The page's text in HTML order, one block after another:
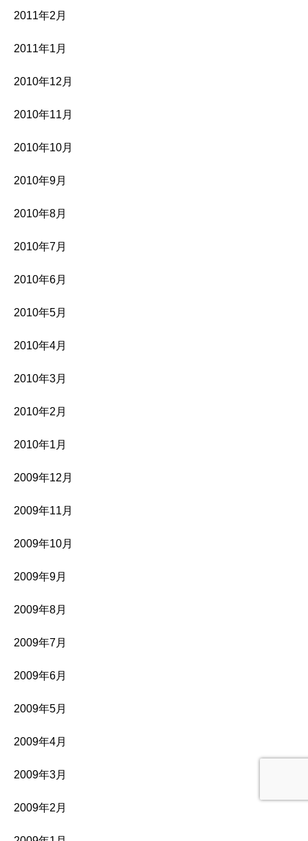
2011年2月
2011年1月
2010年12月
2010年11月
2010年10月
2010年9月
2010年8月
2010年7月
2010年6月
2010年5月
2010年4月
2010年3月
2010年2月
2010年1月
2009年12月
2009年11月
2009年10月
2009年9月
2009年8月
2009年7月
2009年6月
2009年5月
2009年4月
2009年3月
2009年2月